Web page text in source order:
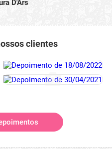
D'Ars
clientes